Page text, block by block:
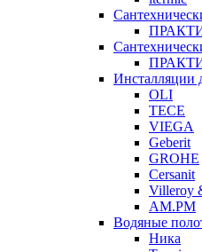
Инсталляции
OLI
TECE
VIEGA
Geberit
GROHE
Cersanit
Villeroy
AM.PM
Водяные
Ника